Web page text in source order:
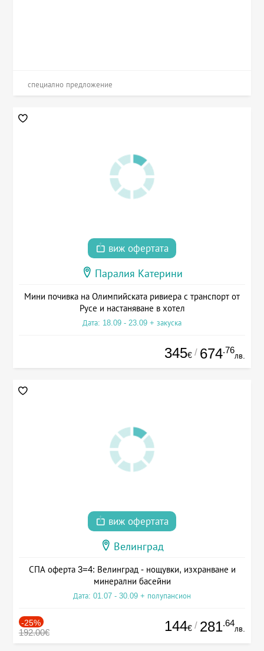
специално предложение
виж офертата
Паралия Катерини
Мини почивка на Олимпийската ривиера с транспорт от
Русе и настаняване в хотел
Дата: 18.09 - 23.09 + закуска
345€ / 674.76
лв.
виж офертата
Велинград
СПА оферта 3=4: Велинград - нощувки, изхранване и
минерални басейни
Дата: 01.07 - 30.09 + полупансион
-25%
192.00€ 144€ / 281.64
лв.